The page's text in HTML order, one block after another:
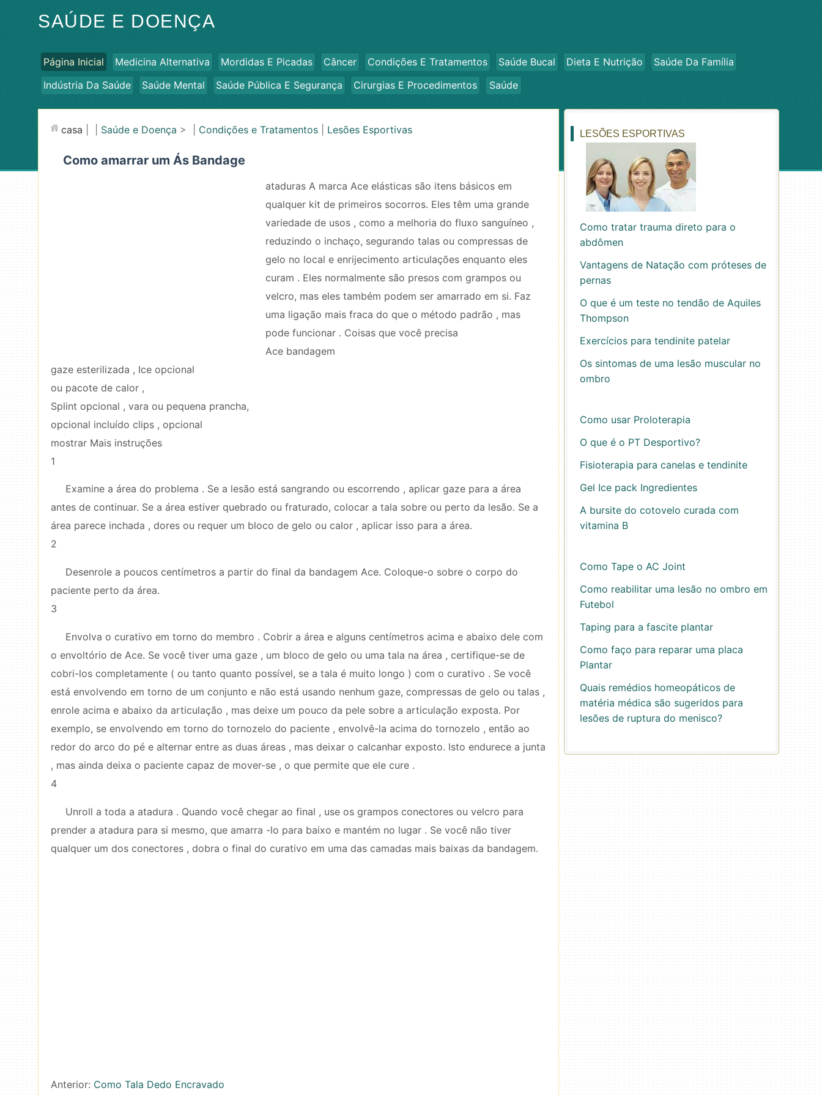
SAÚDE E DOENÇA
Página Inicial Medicina Alternativa Mordidas E Picadas Câncer Condições E Tratamentos Saúde Bucal Dieta E Nutrição
Saúde Da Família
Indústria Da Saúde
Saúde Mental Saúde Pública E Segurança Cirurgias E Procedimentos Saúde
casa Saúde e Doença > | Condições e Tratamentos Lesões Esportivas
Como amarrar um Ás Bandage
ataduras A marca Ace elásticas são itens básicos em
qualquer kit de primeiros socorros. Eles têm uma grande
variedade de usos , como a melhoria do fluxo sanguíneo ,
reduzindo o inchaço, segurando talas ou compressas de
gelo no local e enrijecimento articulações enquanto eles
curam . Eles normalmente são presos com grampos ou
velcro, mas eles também podem ser amarrado em si. Faz
uma ligação mais fraca do que o método padrão , mas
pode funcionar . Coisas que você precisa
Ace bandagem
gaze esterilizada , Ice opcional
ou pacote de calor ,
Splint opcional , vara ou pequena prancha,
opcional incluído clips , opcional
mostrar Mais instruções
1
Examine a área do problema . Se a lesão está sangrando ou escorrendo , aplicar gaze para a área
antes de continuar. Se a área estiver quebrado ou fraturado, colocar a tala sobre ou perto da lesão. Se a
área parece inchada , dores ou requer um bloco de gelo ou calor , aplicar isso para a área.
2
Desenrole a poucos centímetros a partir do final da bandagem Ace. Coloque-o sobre o corpo do
paciente perto da área.
3
Envolva o curativo em torno do membro . Cobrir a área e alguns centímetros acima e abaixo dele com
o envoltório de Ace. Se você tiver uma gaze , um bloco de gelo ou uma tala na área , certifique-se de
cobri-los completamente ( ou tanto quanto possível, se a tala é muito longo ) com o curativo . Se você
está envolvendo em torno de um conjunto e não está usando nenhum gaze, compressas de gelo ou talas ,
enrole acima e abaixo da articulação , mas deixe um pouco da pele sobre a articulação exposta. Por
exemplo, se envolvendo em torno do tornozelo do paciente , envolvê-la acima do tornozelo , então ao
redor do arco do pé e alternar entre as duas áreas , mas deixar o calcanhar exposto. Isto endurece a junta
, mas ainda deixa o paciente capaz de mover-se , o que permite que ele cure .
4
Unroll a toda a atadura . Quando você chegar ao final , use os grampos conectores ou velcro para
prender a atadura para si mesmo, que amarra -lo para baixo e mantém no lugar . Se você não tiver
qualquer um dos conectores , dobra o final do curativo em uma das camadas mais baixas da bandagem.
Anterior: Como Tala Dedo Encravado
LESÕES ESPORTIVAS
Como tratar trauma direto para o
abdômen
Vantagens de Natação com próteses de
pernas
O que é um teste no tendão de Aquiles
Thompson
Exercícios para tendinite patelar
Os sintomas de uma lesão muscular no
ombro
Como usar Proloterapia
O que é o PT Desportivo?
Fisioterapia para canelas e tendinite
Gel Ice pack Ingredientes
A bursite do cotovelo curada com
vitamina B
Como Tape o AC Joint
Como reabilitar uma lesão no ombro em
Futebol
Taping para a fascite plantar
Como faço para reparar uma placa
Plantar
Quais remédios homeopáticos de
matéria médica são sugeridos para
lesões de ruptura do menisco?